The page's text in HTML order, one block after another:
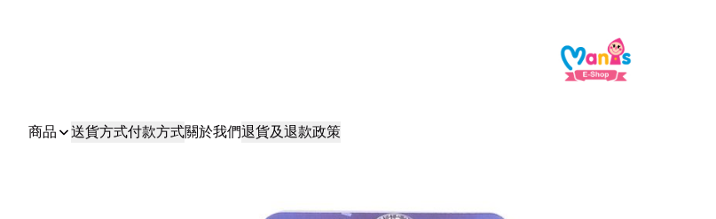
商品 送貨方式付款方式關於我們退貨及退款政策